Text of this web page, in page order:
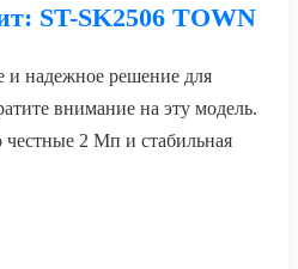
ST-SK2506 TOWN
и надежное решение для
внимание на эту модель.
2 Мп и стабильная